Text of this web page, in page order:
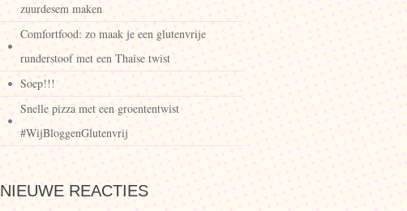
zuurdesem maken
Comfortfood: zo maak je een glutenvrije
runderstoof met een Thaise twist
Soep!!!
Snelle pizza met een groententwist
#WijBloggenGlutenvrij
NIEUWE REACTIES